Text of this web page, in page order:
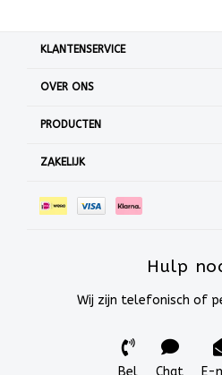
KLANTENSERVICE
OVER ONS
PRODUCTEN
ZAKELIJK
Hulp
Wij zijn telefonisch of
Bel Chat E-